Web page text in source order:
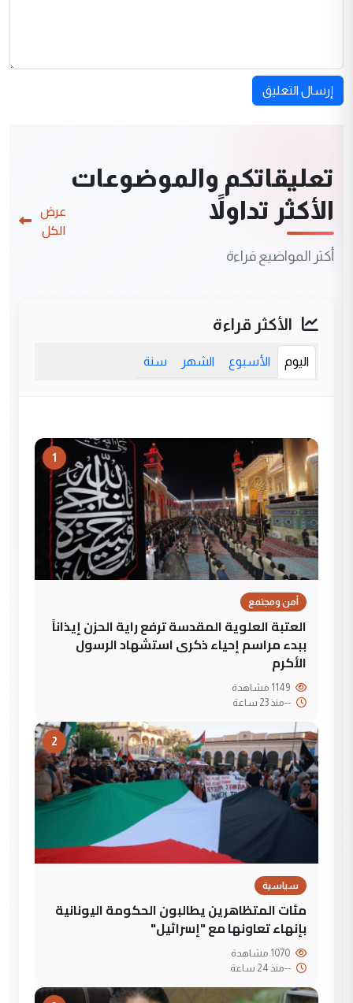
إرسال التعليق
تعليقاتكم والموضوعات
الأكثر تداولاً
أكثر المواضيع قراءة
عرض
الكل
الأكثر قراءة
اليوم الأسبوع الشهر سنة
1
أمن ومجتمع
العتبة العلوية المقدسة ترفع راية الحزن إيذاناً
ببدء مراسم إحياء ذكرى استشهاد الرسول
الأكرم
--منذ 23 ساعة
2
سياسية
مئات المتظاهرين يطالبون الحكومة اليونانية
بإنهاء تعاونها مع "إسرائيل"
--منذ 24 ساعة